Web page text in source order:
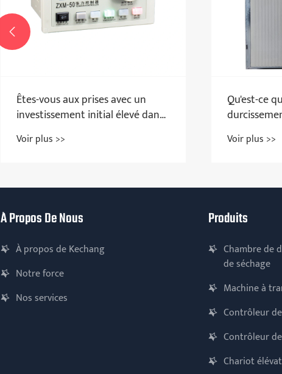
Qu'est-ce qu'une chambre de
durcissement de film de
automatique ?
Voir plus >> Voir

À Propos De Nous
À propos de Kechang
Notre force
Nos services
Produits
Chambre de
de séchage
Machine à
Contrôleur
Contrôleur
Chariot